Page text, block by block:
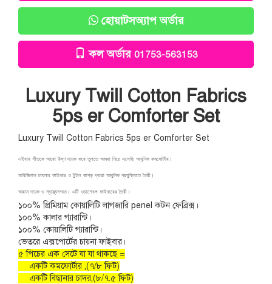
হোয়াটসঅ্যাপ অর্ডার
কল অর্ডার 01753-563153
Luxury Twill Cotton Fabrics
5ps er Comforter Set
Luxury Twill Cotton Fabrics 5ps er Comforter Set
এইবার শীতকে আরো উষ্ণ দায়ক করে তুলতে আমরা নিয়ে এসেছি আধুনিক কমফোর্টার।
অরিজিনাল চায়নার ফাইভার ও টুইল কাপড় দ্বারা আধুনিক প্রযুক্তিতে তৈরী।
আরাম দায়ক ও স্বাস্থ্যসম্মত। এটি ওয়াশেবল ফাইবারের তৈরী।
১০০% প্রিমিয়াম কোয়ালিটি লাগজারি penel কটন ফেব্রিক্স।
১০০% কালার গ্যারান্টি।
১০০% কোয়ালিটি গ্যারান্টি।
ভেতরে এক্সপোর্টের চায়না ফাইবার।
৫ পিচের এক সেটে যা যা থাকছে =
একটি কমফোর্টার ,(৭/৮ ফিট)
একটি বিছানার চাদর,(৮/৭.৫ ফিট)